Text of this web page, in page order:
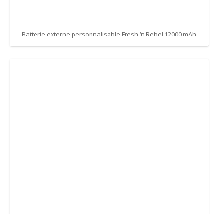
Batterie externe personnalisable Fresh ‘n Rebel 12000 mAh